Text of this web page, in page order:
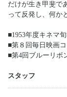
だけが生き甲斐で
って反発し、何か
■1953年度キネマ
■第８回毎日映画
■第4回ブルーリボ
スタッフ